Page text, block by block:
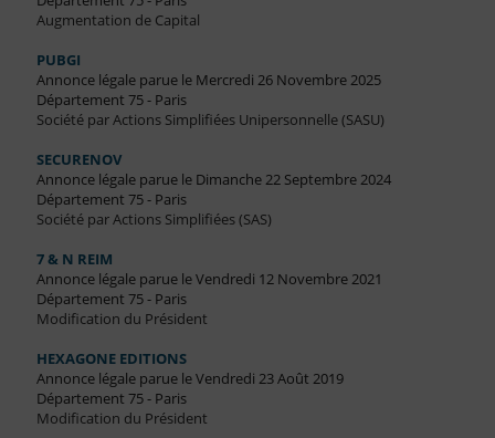
Augmentation de Capital
PUBGI
Annonce légale parue le Mercredi 26 Novembre 2025
Département 75 - Paris
Société par Actions Simplifiées Unipersonnelle (SASU)
SECURENOV
Annonce légale parue le Dimanche 22 Septembre 2024
Département 75 - Paris
Société par Actions Simplifiées (SAS)
7 & N REIM
Annonce légale parue le Vendredi 12 Novembre 2021
Département 75 - Paris
Modification du Président
HEXAGONE EDITIONS
Annonce légale parue le Vendredi 23 Août 2019
Département 75 - Paris
Modification du Président